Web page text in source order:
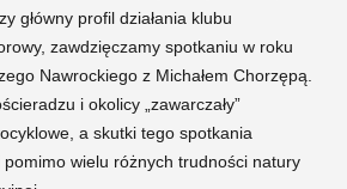
główny profil działania klubu
zawdzięczamy spotkaniu w roku
Nawrockiego z Michałem Chorzępą.
i okolicy „zawarczały”
a skutki tego spotkania
wielu różnych trudności natury